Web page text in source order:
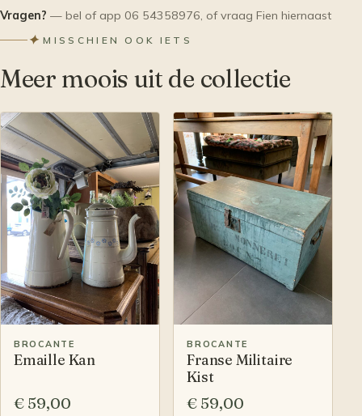
Vragen? — bel of app 06 54358976, of vraag Fien hiernaast
✦MISSCHIEN OOK IETS
Meer moois uit de collectie
BROCANTE
Emaille Kan
€ 59,00
BROCANTE
Franse Militaire
Kist
€ 59,00